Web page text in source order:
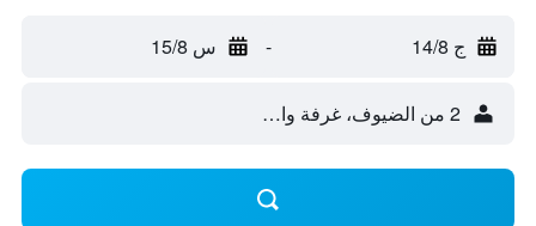
ج 14/8 - س 15/8
2 من الضيوف، غرفة واحدة